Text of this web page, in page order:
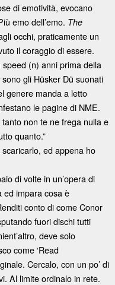
di emotività, evocano
emo dell’emo. The
occhi, praticamente un
il coraggio di essere.
(n) anni prima della
sono gli Hüsker Dü suonati
genere manda a letto
le pagine di NME.
non te ne frega nulla e
quanto.”
ed appena ho
di volte in un’opera di
ed impara cosa è
conto di come Conor
fuori dischi tutti
deve solo
come ‘Read
Cercalo, con un po’ di
Al limite ordinalo in rete.